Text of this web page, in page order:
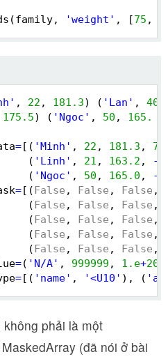
'weight' , [75 ,
, 22 , 181.3) ( 'Lan' , 40
175.5) ( 'Ngoc' , 50 , 165.
=[( 'Minh' , 22 , 181.3 , 75
( 'Linh' , 21 , 163.2 , -
( 'Ngoc' , 50 , 165.0 , -
=[(False , False , False ,
(False , False , False ,
(False , False , False
(False , False , False
(False , False , False
=( 'N/A' , 999999 , 1.e+20
=[( 'name' , '<U10' ), (
phải là một
(đã nói ở bài